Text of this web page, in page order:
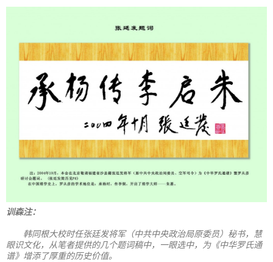
训森注：
韩同根大校时任张廷发将军（中共中央政治局原委员）秘书，慧
眼识文化，从笔者提供的几个题词稿中，一眼选中，为《中华罗氏通
谱》增添了厚重的历史价值。